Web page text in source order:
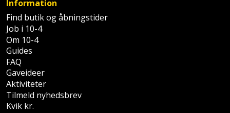
Stige
Stillads
Tænger
Tagpapbrænder
Overfræser
Overfræsertilbehør
Polermaskine
Rillefræser
Sikkerhed
i
hjemmet
Skadedyrsbekæmpelse
Skraldespandsskjuler
Information
Find butik og åbningstider
Job i 10-4
Om 10-4
Guides
FAQ
Gaveideer
Aktiviteter
Tilmeld nyhedsbrev
Kvik kr.